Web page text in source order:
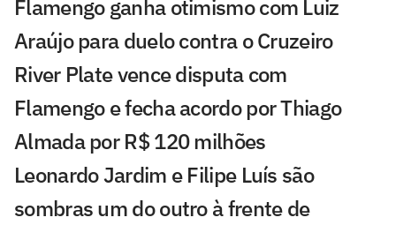
Flamengo ganha otimismo com Luiz
Araújo para duelo contra o Cruzeiro
River Plate vence disputa com
Flamengo e fecha acordo por Thiago
Almada por R$ 120 milhões
Leonardo Jardim e Filipe Luís são
sombras um do outro à frente de